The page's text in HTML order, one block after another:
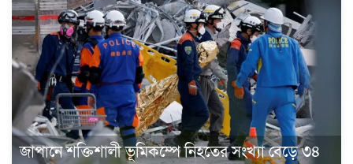
জাপানে শক্তিশালী ভূমিকম্পে নিহতের সংখ্যা বেড়ে ৩৪